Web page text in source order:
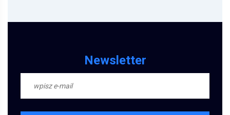
Newsletter